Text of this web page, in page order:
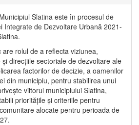
Slatina este în procesul de
Integrate de Dezvoltare Urbană 2021‐
are rolul de a reflecta viziunea,
direcțiile sectoriale de dezvoltare ale
factorilor de decizie, a oamenilor
din municipiu, pentru stabilirea unui
viitorul municipiului Slatina,
prioritățile și criteriile pentru
alocate pentru perioada de